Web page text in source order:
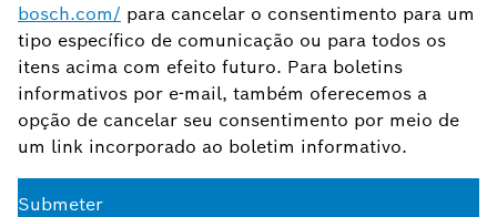
bosch.com/ para cancelar o consentimento para um
tipo específico de comunicação ou para todos os
itens acima com efeito futuro. Para boletins
informativos por e-mail, também oferecemos a
opção de cancelar seu consentimento por meio de
um link incorporado ao boletim informativo.
Submeter